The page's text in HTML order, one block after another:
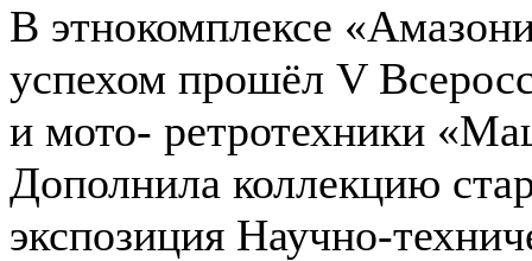
В этнокомплексе
успехом прошёл V
и мото- ретротехники
Дополнила коллекцию
экспозиция Научно-